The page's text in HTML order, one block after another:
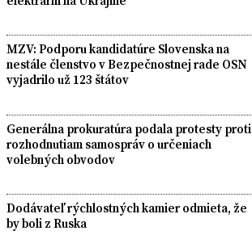
MZV: Podporu kandidatúre Slovenska na
nestále členstvo v Bezpečnostnej rade OSN
vyjadrilo už 123 štátov
Generálna prokuratúra podala protesty proti
rozhodnutiam samospráv o určeniach
volebných obvodov
Dodávateľ rýchlostných kamier odmieta, že
by boli z Ruska